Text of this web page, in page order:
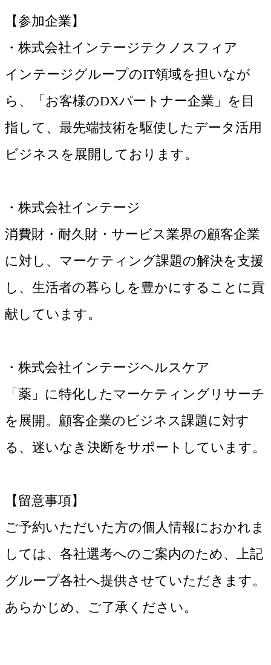
【参加企業】
・株式会社インテージテクノスフィア
インテージグループのIT領域を担いなが
ら、「お客様のDXパートナー企業」を目
指して、最先端技術を駆使したデータ活用
ビジネスを展開しております。
・株式会社インテージ
消費財・耐久財・サービス業界の顧客企業
に対し、マーケティング課題の解決を支援
し、生活者の暮らしを豊かにすることに貢
献しています。
・株式会社インテージヘルスケア
「薬」に特化したマーケティングリサーチ
を展開。顧客企業のビジネス課題に対す
る、迷いなき決断をサポートしています。
【留意事項】
ご予約いただいた方の個人情報におかれま
しては、各社選考へのご案内のため、上記
グループ各社へ提供させていただきます。
あらかじめ、ご了承ください。